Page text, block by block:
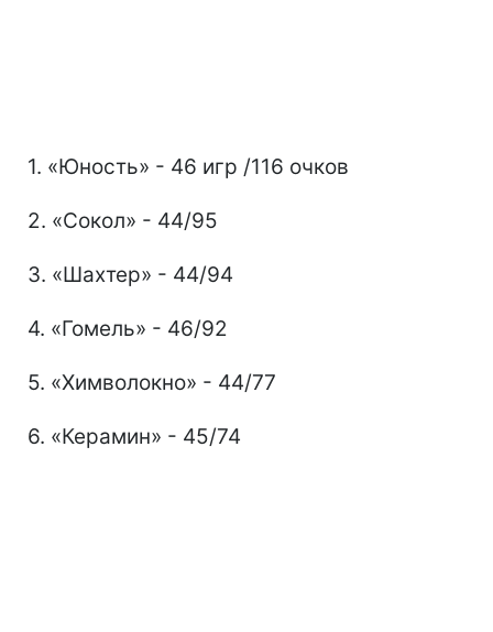
1. «Юность» - 46 игр /116 очков
2. «Сокол» - 44/95
3. «Шахтер» - 44/94
4. «Гомель» - 46/92
5. «Химволокно» - 44/77
6. «Керамин» - 45/74